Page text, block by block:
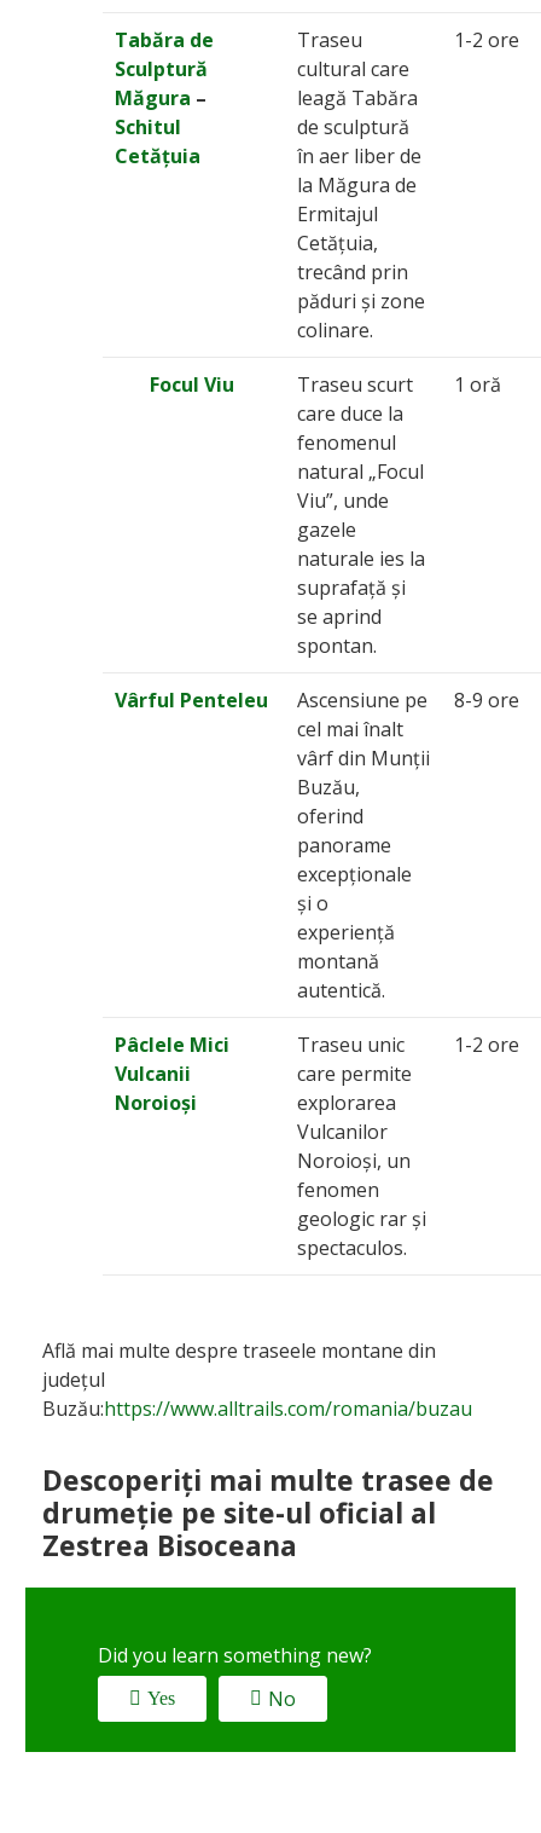
Tabăra de
Sculptură
Măgura –
Schitul
Cetățuia
Traseu
cultural care
leagă Tabăra
de sculptură
în aer liber de
la Măgura de
Ermitajul
Cetățuia,
trecând prin
păduri și zone
colinare.
1-2 ore
Focul Viu
Traseu scurt
care duce la
fenomenul
natural „Focul
Viu”, unde
gazele
naturale ies la
suprafață și
se aprind
spontan.
1 oră
Vârful Penteleu
Ascensiune pe
cel mai înalt
vârf din Munții
Buzău,
oferind
panorame
excepționale
și o
experiență
montană
autentică.
8-9 ore
Pâclele Mici
Vulcanii
Noroioși
Traseu unic
care permite
explorarea
Vulcanilor
Noroioși, un
fenomen
geologic rar și
spectaculos.
1-2 ore
Află mai multe despre traseele montane din
județul
Buzău:https://www.alltrails.com/romania/buzau
Descoperiți mai multe trasee de
drumeție pe site-ul oficial al
Zestrea Bisoceana
Did you learn something new?
Yes No